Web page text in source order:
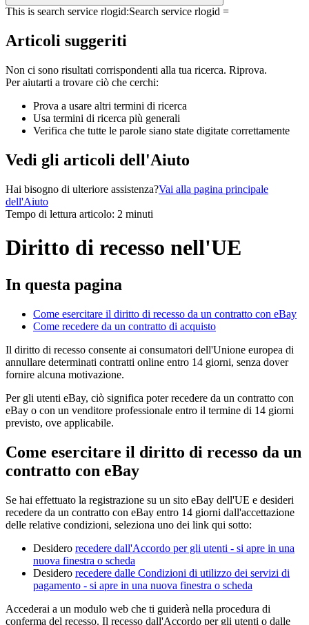
This is search service rlogid:Search service rlogid =
Articoli suggeriti
Non ci sono risultati corrispondenti alla tua ricerca. Riprova.
Per aiutarti a trovare ciò che cerchi:
Prova a usare altri termini di ricerca
Usa termini di ricerca più generali
Verifica che tutte le parole siano state digitate correttamente
Vedi gli articoli dell'Aiuto
Hai bisogno di ulteriore assistenza?Vai alla pagina principale
dell'Aiuto
Tempo di lettura articolo: 2 minuti
Diritto di recesso nell'UE
In questa pagina
Come esercitare il diritto di recesso da un contratto con eBay
Come recedere da un contratto di acquisto
Il diritto di recesso consente ai consumatori dell'Unione europea di
annullare determinati contratti online entro 14 giorni, senza dover
fornire alcuna motivazione.
Per gli utenti eBay, ciò significa poter recedere da un contratto con
eBay o con un venditore professionale entro il termine di 14 giorni
previsto, ove applicabile.
Come esercitare il diritto di recesso da un
contratto con eBay
Se hai effettuato la registrazione su un sito eBay dell'UE e desideri
recedere da un contratto con eBay entro 14 giorni dall'accettazione
delle relative condizioni, seleziona uno dei link qui sotto:
Desidero recedere dall'Accordo per gli utenti - si apre in una
nuova finestra o scheda
Desidero recedere dalle Condizioni di utilizzo dei servizi di
pagamento - si apre in una nuova finestra o scheda
Accederai a un modulo web che ti guiderà nella procedura di
conferma del recesso. Il recesso dall'Accordo per gli utenti o dalle